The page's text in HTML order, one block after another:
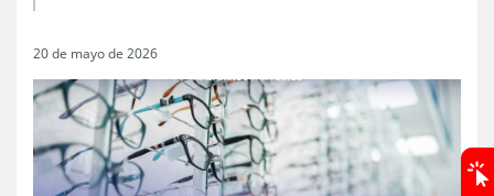
20 de mayo de 2026